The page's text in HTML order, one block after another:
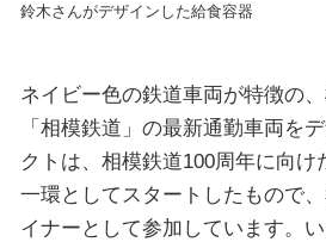
鈴木さんがデザインした給食容器
ネイビー色の鉄道車両が特徴の
「相模鉄道」の最新通勤車両を
クトは、相模鉄道100周年に向け
一環としてスタートしたもので
イナーとして参加しています。